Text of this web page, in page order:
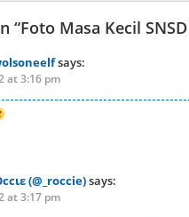
“Foto Masa Kecil
says:
at 3:16 pm
(@_roccie)says:
at 3:17 pm